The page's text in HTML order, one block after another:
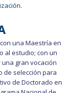
una Maestría en
al estudio; con un
gran vocación
de selección para
de Doctorado en